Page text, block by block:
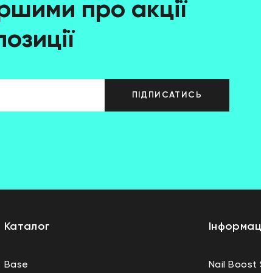
про акції
ПІДПИСАТИСЬ
Каталог
Base Nail Boost